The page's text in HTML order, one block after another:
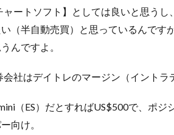
ートソフト】としては良いと思う
（半自動売買）と思っているんです
んですよ。
社はデイトレのマージン（イントラ
（ES）だとすればUS$500で、ポ
向け。